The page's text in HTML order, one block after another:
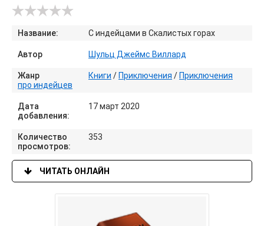
Название: С индейцами в Скалистых горах
Автор Шульц Джеймс Виллард
Жанр Книги / Приключения / Приключения
про индейцев
Дата
добавления:
17 март 2020
Количество
просмотров:
353
ЧИТАТЬ ОНЛАЙН